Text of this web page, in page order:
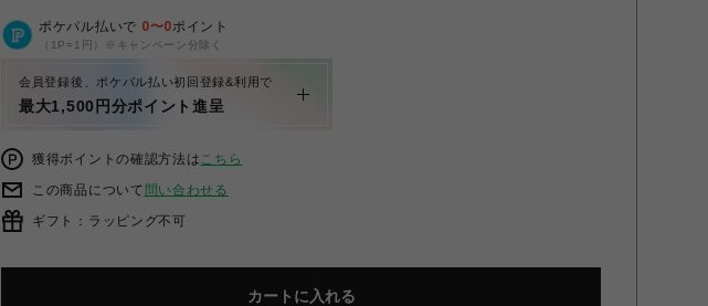
ポケパル払いで 0〜0ポイント
（1P=1円）※キャンペーン分除く
会員登録後、ポケパル払い初回登録&利用で
最大1,500円分ポイント進呈
獲得ポイントの確認方法はこちら
この商品について 問い合わせる
ギフト：ラッピング不可
カートに入れる